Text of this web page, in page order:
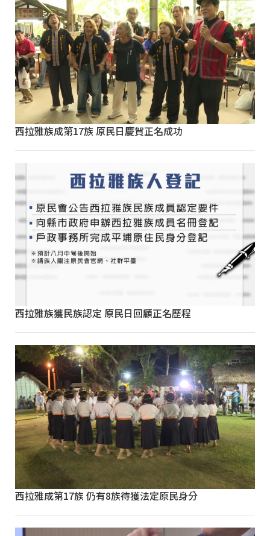
西拉雅族成第17族 原民日慶賀正名成功
西拉雅族獲民族認定 原民日回顧正名歷程
西拉雅成第17族 仍有8族待獲法定原民身分